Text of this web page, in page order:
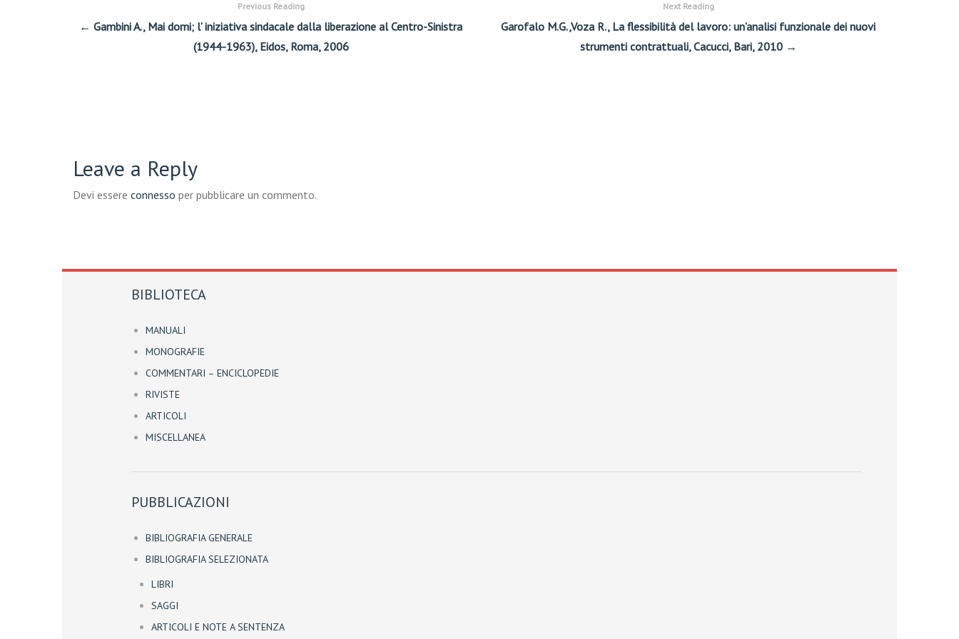
Previous Reading
← Gambini A., Mai domi; l’ iniziativa sindacale dalla liberazione al Centro-Sinistra
(1944-1963), Eidos, Roma, 2006
Next Reading
Garofalo M.G.,Voza R., La flessibilità del lavoro: un’analisi funzionale dei nuovi
strumenti contrattuali, Cacucci, Bari, 2010 →
Leave a Reply
Devi essere connesso per pubblicare un commento.
BIBLIOTECA
MANUALI
MONOGRAFIE
COMMENTARI – ENCICLOPEDIE
RIVISTE
ARTICOLI
MISCELLANEA
PUBBLICAZIONI
BIBLIOGRAFIA GENERALE
BIBLIOGRAFIA SELEZIONATA
LIBRI
SAGGI
ARTICOLI E NOTE A SENTENZA